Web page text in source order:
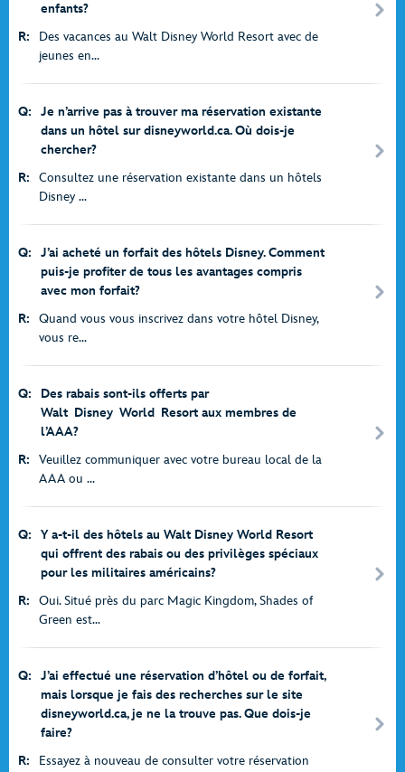
enfants?
R:
Des vacances au Walt Disney World Resort avec de
jeunes en...
Q:
Je n’arrive pas à trouver ma réservation existante
dans un hôtel sur disneyworld.ca. Où dois-je
chercher?
R:
Consultez une réservation existante dans un hôtels
Disney ...
Q:
J’ai acheté un forfait des hôtels Disney. Comment
puis-je profiter de tous les avantages compris
avec mon forfait?
R:
Quand vous vous inscrivez dans votre hôtel Disney,
vous re...
Q:
Des rabais sont-ils offerts par
Walt Disney World Resort aux membres de
l’AAA?
R:
Veuillez communiquer avec votre bureau local de la
AAA ou ...
Q:
Y a-t-il des hôtels au Walt Disney World Resort
qui offrent des rabais ou des privilèges spéciaux
pour les militaires américains?
R:
Oui. Situé près du parc Magic Kingdom, Shades of
Green est...
Q:
J’ai effectué une réservation d’hôtel ou de forfait,
mais lorsque je fais des recherches sur le site
disneyworld.ca, je ne la trouve pas. Que dois-je
faire?
R:
Essayez à nouveau de consulter votre réservation